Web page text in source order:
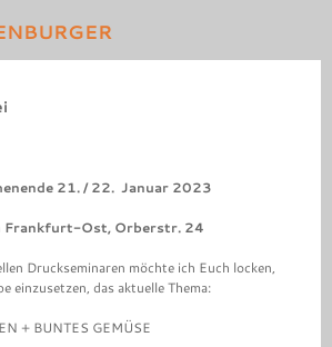
21. / 22. Januar 2023
Frankfurt-Ost, Orberstr. 24
Druckseminaren möchte ich Euch locken,
einzusetzen, das aktuelle Thema:
+ BUNTES GEMÜSE